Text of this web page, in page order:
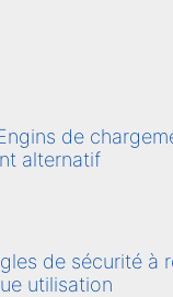
de
alternatif
de sécurité à
utilisation